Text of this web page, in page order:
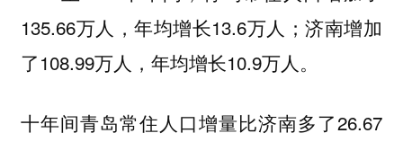
135.66万人，年均增长13.6万人；济南增加
了108.99万人，年均增长10.9万人。
十年间青岛常住人口增量比济南多了26.67